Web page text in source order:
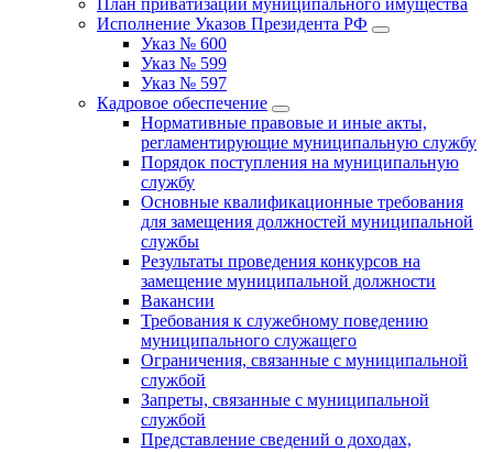
План приватизации муниципального имущества
Исполнение Указов Президента РФ
Указ № 600
Указ № 599
Указ № 597
Кадровое обеспечение
Нормативные правовые и иные акты,
регламентирующие муниципальную службу
Порядок поступления на муниципальную
службу
Основные квалификационные требования
для замещения должностей муниципальной
службы
Результаты проведения конкурсов на
замещение муниципальной должности
Вакансии
Требования к служебному поведению
муниципального служащего
Ограничения, связанные с муниципальной
службой
Запреты, связанные с муниципальной
службой
Представление сведений о доходах,